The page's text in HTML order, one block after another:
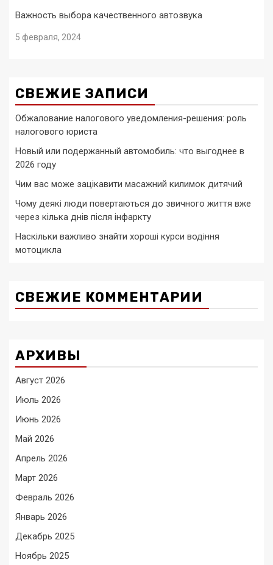
Важность выбора качественного автозвука
5 февраля, 2024
СВЕЖИЕ ЗАПИСИ
Обжалование налогового уведомления-решения: роль
налогового юриста
Новый или подержанный автомобиль: что выгоднее в
2026 году
Чим вас може зацікавити масажний килимок дитячий
Чому деякі люди повертаються до звичного життя вже
через кілька днів після інфаркту
Наскільки важливо знайти хороші курси водіння
мотоцикла
СВЕЖИЕ КОММЕНТАРИИ
АРХИВЫ
Август 2026
Июль 2026
Июнь 2026
Май 2026
Апрель 2026
Март 2026
Февраль 2026
Январь 2026
Декабрь 2025
Ноябрь 2025